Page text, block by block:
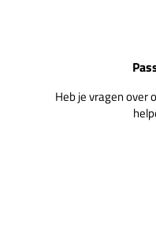
Heb je vragen over